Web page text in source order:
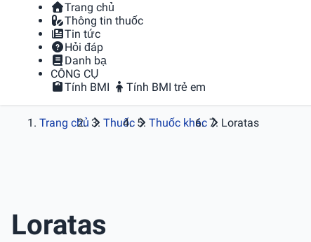
Trang chủ
Thông tin thuốc
Tin tức
Hỏi đáp
Danh bạ
CÔNG CỤ
Tính BMI
Tính BMI trẻ em
Trang chủ Thuốc Thuốc khác Loratas
Loratas